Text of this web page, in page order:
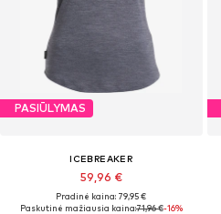
PASIŪLYMAS
ICEBREAKER
59,96 €
Pradinė kaina: 79,95 €
Paskutinė mažiausia kaina:71,96 €-16%